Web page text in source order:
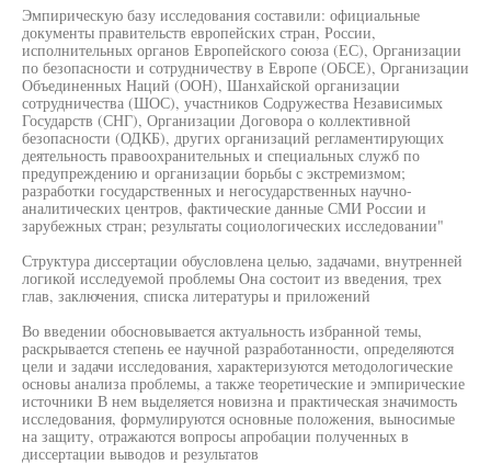
Эмпирическую базу исследования составили: официальные
документы правительств европейских стран, России,
исполнительных органов Европейского союза (ЕС), Организации
по безопасности и сотрудничеству в Европе (ОБСЕ), Организации
Объединенных Наций (ООН), Шанхайской организации
сотрудничества (ШОС), участников Содружества Независимых
Государств (СНГ), Организации Договора о коллективной
безопасности (ОДКБ), других организаций регламентирующих
деятельность правоохранительных и специальных служб по
предупреждению и организации борьбы с экстремизмом;
разработки государственных и негосударственных научно-
аналитических центров, фактические данные СМИ России и
зарубежных стран; результаты социологических исследовании"
Структура диссертации обусловлена целью, задачами, внутренней
логикой исследуемой проблемы Она состоит из введения, трех
глав, заключения, списка литературы и приложений
Во введении обосновывается актуальность избранной темы,
раскрывается степень ее научной разработанности, определяются
цели и задачи исследования, характеризуются методологические
основы анализа проблемы, а также теоретические и эмпирические
источники В нем выделяется новизна и практическая значимость
исследования, формулируются основные положения, выносимые
на защиту, отражаются вопросы апробации полученных в
диссертации выводов и результатов